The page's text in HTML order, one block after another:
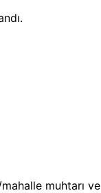
muhtarı ve